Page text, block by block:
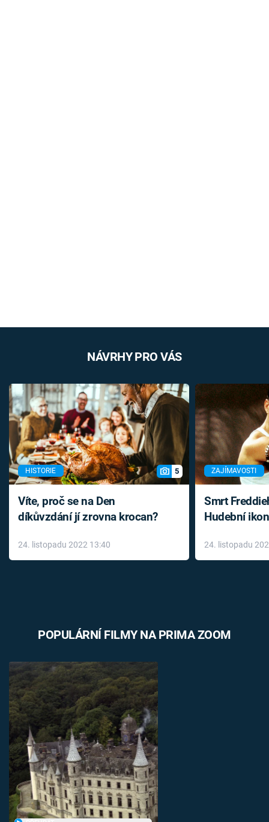
NÁVRHY PRO VÁS
HISTORIE 5
Víte, proč se na Den
díkůvzdání jí zrovna krocan?
24. listopadu 2022 13:40
ZAJÍMAVOSTI
Smrt
Hudební
léky
24. listopadu
POPULÁRNÍ FILMY NA PRIMA ZOOM